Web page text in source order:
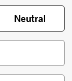
Neutral